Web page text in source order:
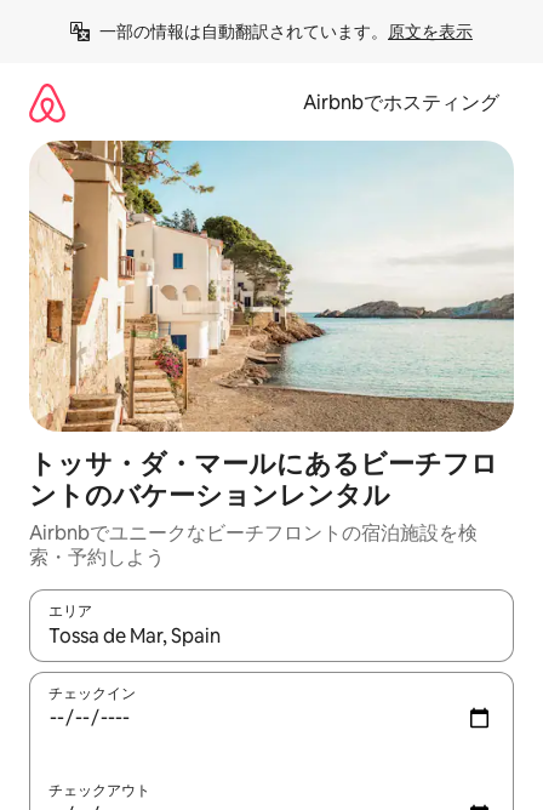
一部の情報は自動翻訳されています。 原文を表示
Airbnbでホスティング
トッサ・ダ・マールにあるビーチフロ
ントのバケーションレンタル
Airbnbでユニークなビーチフロントの宿泊施設を検
索・予約しよう
エリア
検索結果が表示されたら、上下の矢印キーを使って移動するか
チェックイン
チェックアウト